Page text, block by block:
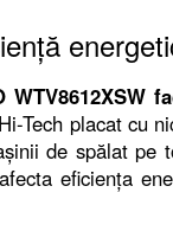
WTV8612XSW
Tech placat cu
de spălat
eficiența